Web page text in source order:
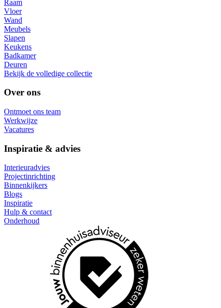
Raam
Vloer
Wand
Meubels
Slapen
Keukens
Badkamer
Deuren
Bekijk de volledige collectie
Over ons
Ontmoet ons team
Werkwijze
Vacatures
Inspiratie & advies
Interieuradvies
Projectinrichting
Binnenkijkers
Blogs
Inspiratie
Hulp & contact
Onderhoud